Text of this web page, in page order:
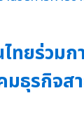
ทยร่วมก
ธุรกิจส